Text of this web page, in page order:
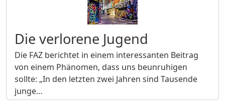
Die verlorene Jugend
Die FAZ berichtet in einem interessanten Beitrag
von einem Phänomen, dass uns beunruhigen
sollte: „In den letzten zwei Jahren sind Tausende
junge…